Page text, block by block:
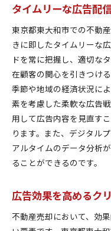
タイムリーな広告配
東京都東大和市での不動
きに即したタイムリーな
ドを常に把握し、適切な
在顧客の関心を引きつけ
季節や地域の経済状況に
素を考慮した柔軟な広告
用して広告内容を見直す
ります。また、デジタル
アルタイムのデータ分析
ることができるのです。
広告効果を高めるク
不動産売却において、効